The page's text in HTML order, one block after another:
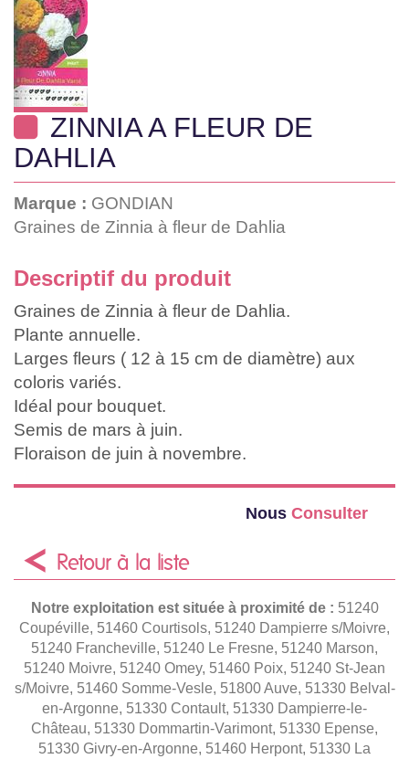
ZINNIA A FLEUR DE
DAHLIA
Marque : GONDIAN
Graines de Zinnia à fleur de Dahlia
Descriptif du produit
Graines de Zinnia à fleur de Dahlia.
Plante annuelle.
Larges fleurs ( 12 à 15 cm de diamètre) aux
coloris variés.
Idéal pour bouquet.
Semis de mars à juin.
Floraison de juin à novembre.
Nous Consulter
Retour à la liste
Notre exploitation est située à proximité de : 51240
Coupéville, 51460 Courtisols, 51240 Dampierre s/Moivre,
51240 Francheville, 51240 Le Fresne, 51240 Marson,
51240 Moivre, 51240 Omey, 51460 Poix, 51240 St-Jean
s/Moivre, 51460 Somme-Vesle, 51800 Auve, 51330 Belval-
en-Argonne, 51330 Contault, 51330 Dampierre-le-
Château, 51330 Dommartin-Varimont, 51330 Epense,
51330 Givry-en-Argonne, 51460 Herpont, 51330 La